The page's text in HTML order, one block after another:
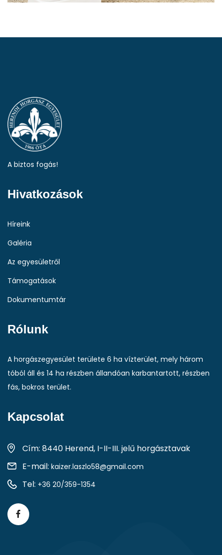
A biztos fogás!
Hivatkozások
Híreink
Galéria
Az egyesületről
Támogatások
Dokumentumtár
Rólunk
A horgászegyesület területe 6 ha vízterület, mely három
tóból áll és 14 ha részben állandóan karbantartott, részben
fás, bokros terület.
Kapcsolat
Cím: 8440 Herend, I-II-III. jelű horgásztavak
E-mail: kaizer.laszlo58@gmail.com
Tel: +36 20/359-1354